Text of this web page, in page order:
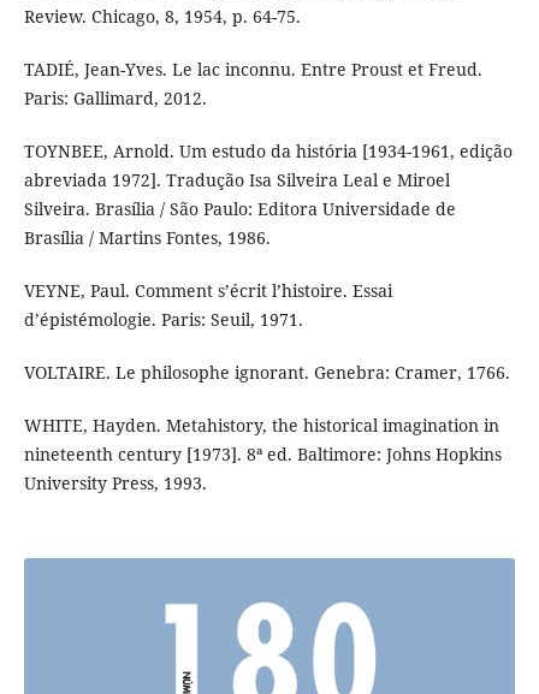
Review. Chicago, 8, 1954, p. 64-75.
TADIÉ, Jean-Yves. Le lac inconnu. Entre Proust et Freud.
Paris: Gallimard, 2012.
TOYNBEE, Arnold. Um estudo da história [1934-1961, edição
abreviada 1972]. Tradução Isa Silveira Leal e Miroel
Silveira. Brasília / São Paulo: Editora Universidade de
Brasília / Martins Fontes, 1986.
VEYNE, Paul. Comment s’écrit l’histoire. Essai
d’épistémologie. Paris: Seuil, 1971.
VOLTAIRE. Le philosophe ignorant. Genebra: Cramer, 1766.
WHITE, Hayden. Metahistory, the historical imagination in
nineteenth century [1973]. 8ª ed. Baltimore: Johns Hopkins
University Press, 1993.